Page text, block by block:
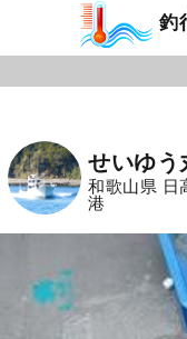
釣
せいゆう
和歌山県 日
港